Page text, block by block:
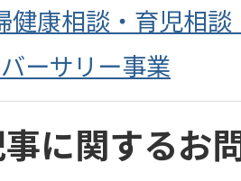
健康相談・育児相
ーサリー事業
に関するお